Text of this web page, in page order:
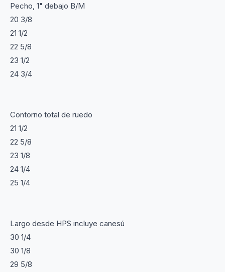
Pecho, 1" debajo B/M
20 3/8
21 1/2
22 5/8
23 1/2
24 3/4
Contorno total de ruedo
21 1/2
22 5/8
23 1/8
24 1/4
25 1/4
Largo desde HPS incluye canesú
30 1/4
30 1/8
29 5/8